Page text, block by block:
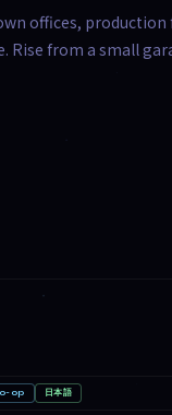
offices,
Rise from a small
op 日本語